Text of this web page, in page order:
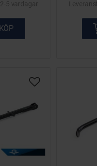
2-5 vardagar
KÖP
Lägg till i önskelista